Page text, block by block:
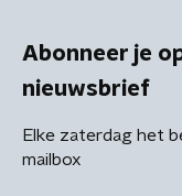
Abonneer je
nieuwsbrief
Elke zaterdag het
mailbox